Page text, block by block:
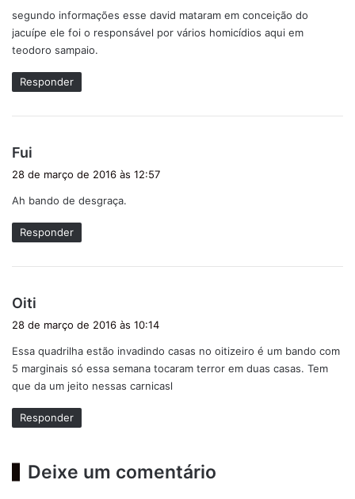
s
e
:
segundo informações esse david mataram em conceição do
jacuípe ele foi o responsável por vários homicídios aqui em
teodoro sampaio.
Responder
Fui
s
e
:
28 de março de 2016 às 12:57
Ah bando de desgraça.
Responder
Oiti
s
e
:
28 de março de 2016 às 10:14
Essa quadrilha estão invadindo casas no oitizeiro é um bando com
5 marginais só essa semana tocaram terror em duas casas. Tem
que da um jeito nessas carnicasl
Responder
Deixe um comentário